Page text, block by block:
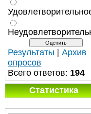
Результаты
Архив
опросов
Всего ответов: 194
Статистика